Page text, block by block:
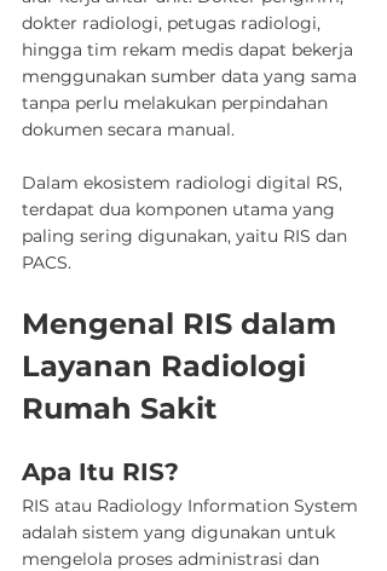
dokter radiologi, petugas radiologi,
hingga tim rekam medis dapat bekerja
menggunakan sumber data yang sama
tanpa perlu melakukan perpindahan
dokumen secara manual.
Dalam ekosistem radiologi digital RS,
terdapat dua komponen utama yang
paling sering digunakan, yaitu RIS dan
PACS.
Mengenal RIS dalam
Layanan Radiologi
Rumah Sakit
Apa Itu RIS?
RIS atau Radiology Information System
adalah sistem yang digunakan untuk
mengelola proses administrasi dan